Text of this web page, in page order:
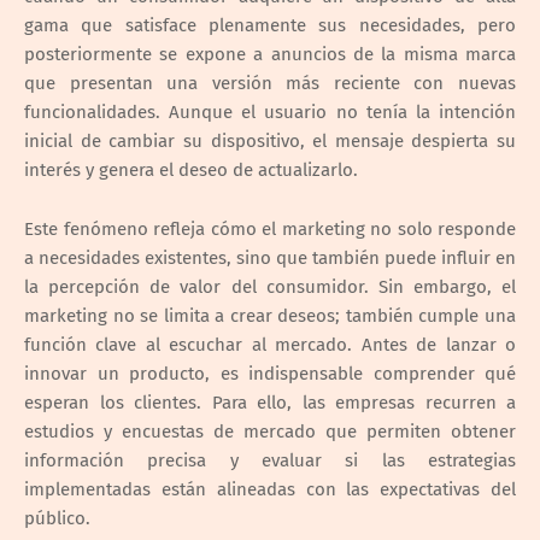
gama que satisface plenamente sus necesidades, pero
posteriormente se expone a anuncios de la misma marca
que presentan una versión más reciente con nuevas
funcionalidades. Aunque el usuario no tenía la intención
inicial de cambiar su dispositivo, el mensaje despierta su
interés y genera el deseo de actualizarlo.
Este fenómeno refleja cómo el marketing no solo responde
a necesidades existentes, sino que también puede influir en
la percepción de valor del consumidor. Sin embargo, el
marketing no se limita a crear deseos; también cumple una
función clave al escuchar al mercado. Antes de lanzar o
innovar un producto, es indispensable comprender qué
esperan los clientes. Para ello, las empresas recurren a
estudios y encuestas de mercado que permiten obtener
información precisa y evaluar si las estrategias
implementadas están alineadas con las expectativas del
público.